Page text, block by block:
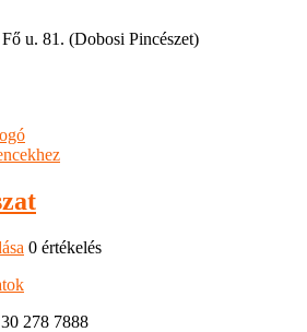
u. 81. (Dobosi Pincészet)
0 értékelés
278 7888